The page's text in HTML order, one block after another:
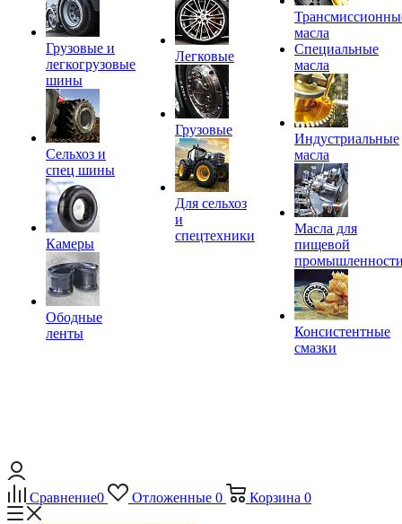
Грузовые и
легкогрузовые
шины
Сельхоз и
спец шины
Камеры
Ободные
ленты
Легковые
Грузовые
Для сельхоз
и
спецтехники
масла
Специальные
масла
Индустриальные
масла
Масла для
пищевой
Консистентные
смазки
Сравнение0 Отложенные 0 Корзина 0